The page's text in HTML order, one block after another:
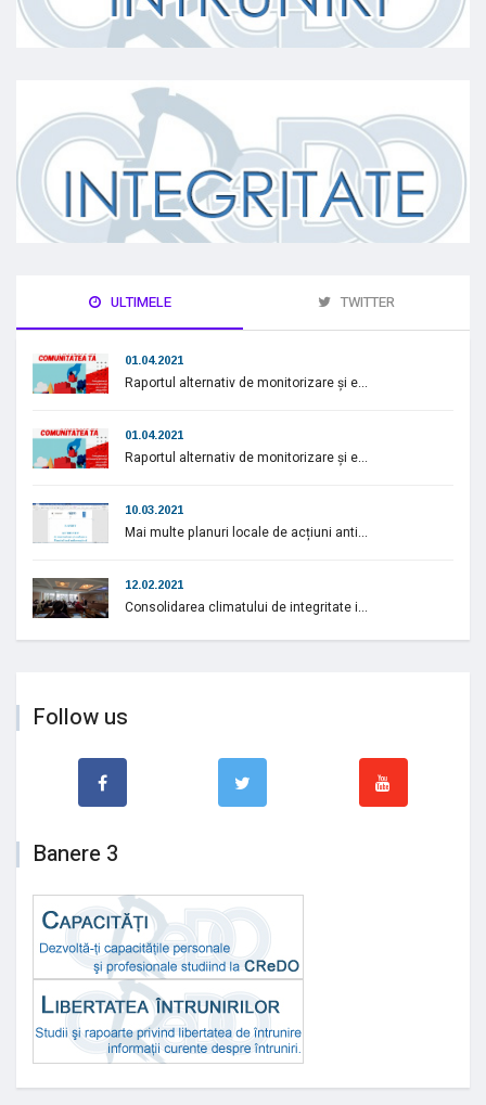
ULTIMELE TWITTER
01.04.2021
Raportul alternativ de monitorizare și e...
01.04.2021
Raportul alternativ de monitorizare și e...
10.03.2021
Mai multe planuri locale de acțiuni anti...
12.02.2021
Consolidarea climatului de integritate i...
Follow us
Banere 3